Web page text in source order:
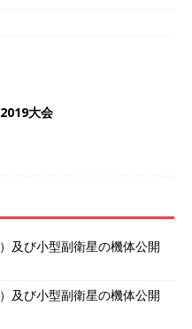
大会
及び小型副衛星の機体公開
及び小型副衛星の機体公開